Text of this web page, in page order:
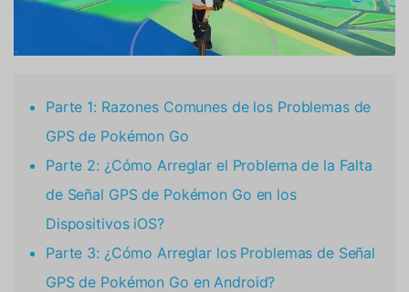
Parte 1: Razones Comunes de los Problemas de
GPS de Pokémon Go
Parte 2: ¿Cómo Arreglar el Problema de la Falta
de Señal GPS de Pokémon Go en los
Dispositivos iOS?
Parte 3: ¿Cómo Arreglar los Problemas de Señal
GPS de Pokémon Go en Android?